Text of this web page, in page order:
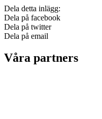
Dela detta inlägg:
Dela på facebook
Dela på twitter
Dela på email
Våra partners